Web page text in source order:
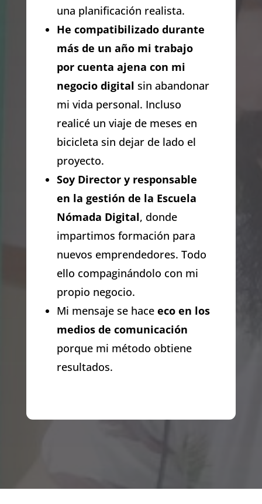
una planificación realista.
He compatibilizado durante
más de un año mi trabajo
por cuenta ajena con mi
negocio digital sin abandonar
mi vida personal. Incluso
realicé un viaje de meses en
bicicleta sin dejar de lado el
proyecto.
Soy Director y responsable
en la gestión de la Escuela
Nómada Digital, donde
impartimos formación para
nuevos emprendedores. Todo
ello compaginándolo con mi
propio negocio.
Mi mensaje se hace eco en los
medios de comunicación
porque mi método obtiene
resultados.